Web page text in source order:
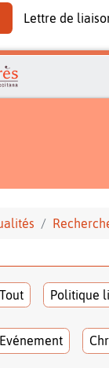
Lettre de
Tout Politique
Evénement